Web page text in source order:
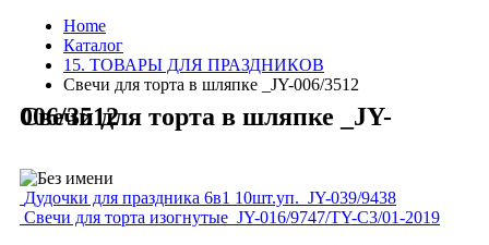
Home
Каталог
15. ТОВАРЫ ДЛЯ ПРАЗДНИКОВ
Свечи для торта в шляпке _JY-006/3512
Свечи для торта в шляпке _JY-006/3512
Дудочки для праздника 6в1 10шт.уп._JY-039/9438
Свечи для торта изогнутые_JY-016/9747/TY-C3/01-2019